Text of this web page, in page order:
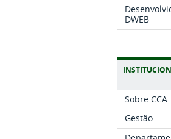
DWEB
Sobre CCA
Gestão